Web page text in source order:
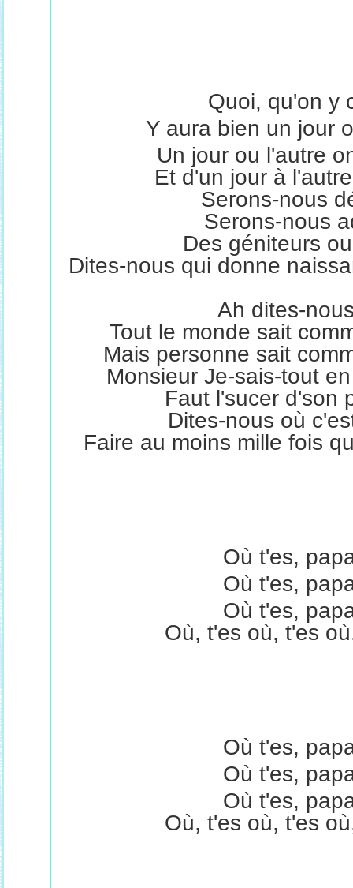
Quoi, qu'on y
Y aura bien un jour
Un jour ou l'autre
Et d'un jour à
Serons-nous
Serons-nous
Des géniteurs
Dites-nous qui donne
Ah dites-
Tout le monde sait
Mais personne sait
Monsieur Je-sais-tout
Faut l'sucer d'son
Dites-nous où
Faire au moins mille fois
Où t'es,
Où t'es,
Où t'es,
Où, t'es où, t'es
Où t'es,
Où t'es,
Où t'es,
Où, t'es où, t'es